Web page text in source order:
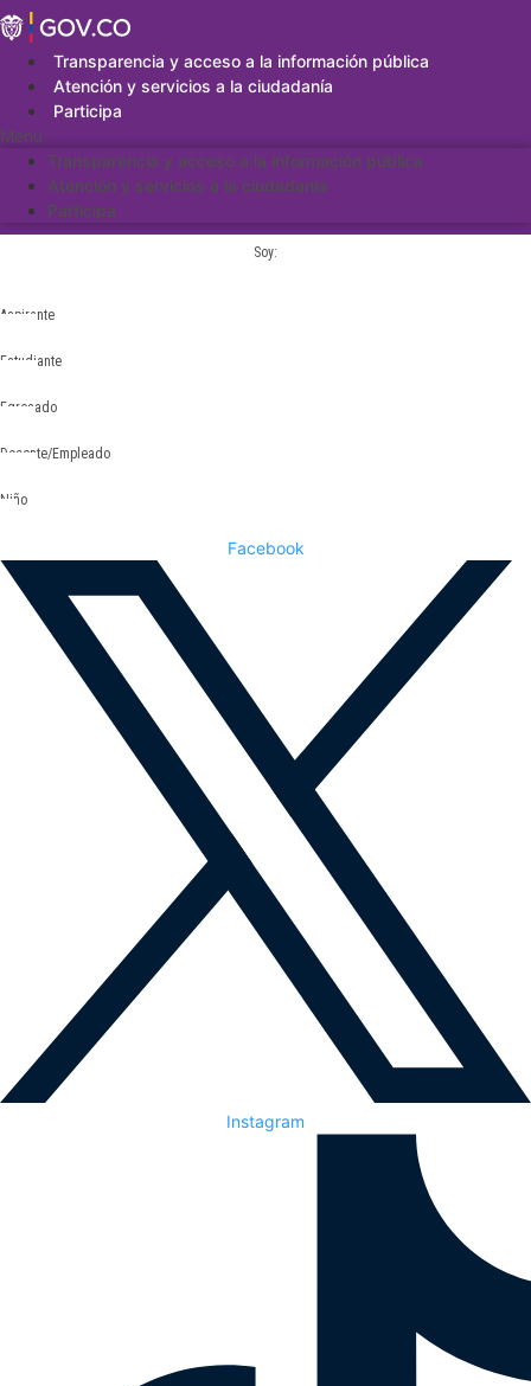
Saltar
al
contenidoTransparencia y acceso a la información pública
Atención y servicios a la ciudadanía
Participa
Menu
Transparencia y acceso a la información pública
Atención y servicios a la ciudadanía
Participa
Soy:
Aspirante
Estudiante
Egresado
Docente/Empleado
Niño
Facebook
Instagram